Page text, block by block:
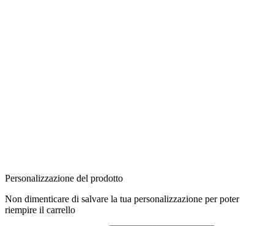
Personalizzazione del prodotto
Non dimenticare di salvare la tua personalizzazione per poter
riempire il carrello